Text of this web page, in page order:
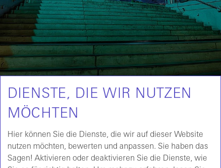
HAUSORDNUNG
ZUTRITT ZUR
VERANSTALTUNGSSTÄTTE
Der Zugang zur Veranstaltungsstätte ist ausschließlich
DIENSTE, DIE WIR NUTZEN
MÖCHTEN
Hier können Sie die Dienste, die wir auf dieser Website
nutzen möchten, bewerten und anpassen. Sie haben das
Sagen! Aktivieren oder deaktivieren Sie die Dienste, wie